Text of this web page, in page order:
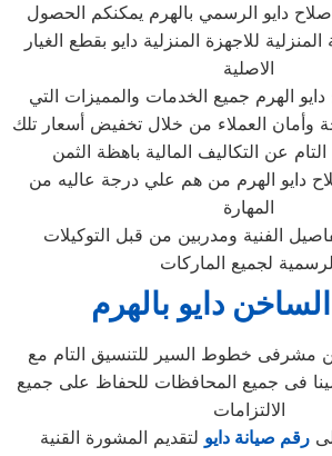
دايو الرسمي بالهرم يمكنكم الحصول
للاجهزة المنزلية دايو بقطع الغيار
الاصلية
الهرم جميع الخدمات والمميزات التي
وأمان العملاء من خلال تخفيض أسعار تلك
دايو الهرم من هم علي درجة عاليه من
المهارة
لجميع الماركات
دايو بالهرم
مشرفى خطوط السير للتنسيق التام مع
فى جميع المحافظات للحفاظ على جميع
الالتزامات
رقم صيانة دايو لتقديم المشورة القنية